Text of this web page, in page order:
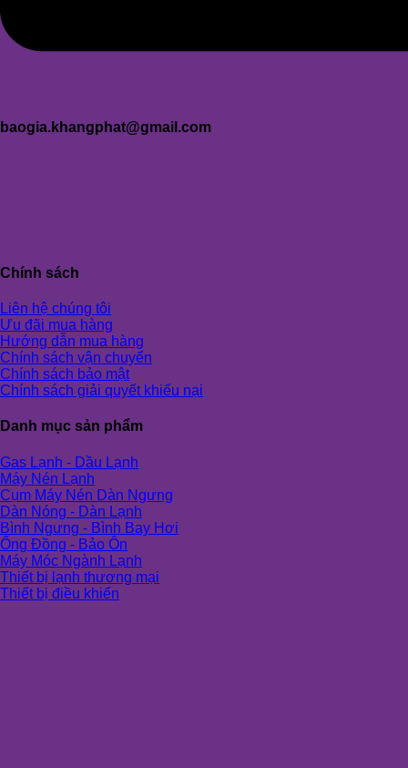
baogia.khangphat@gmail.com
Chính sách
Liên hệ chúng tôi
Ưu đãi mua hàng
Hướng dẫn mua hàng
Chính sách vận chuyển
Chính sách bảo mật
Chính sách giải quyết khiếu nại
Danh mục sản phẩm
Gas Lạnh - Dầu Lạnh
Máy Nén Lạnh
Cụm Máy Nén Dàn Ngưng
Dàn Nóng - Dàn Lạnh
Bình Ngưng - Bình Bay Hơi
Ống Đồng - Bảo Ôn
Máy Móc Ngành Lạnh
Thiết bị lạnh thương mại
Thiết bị điều khiển